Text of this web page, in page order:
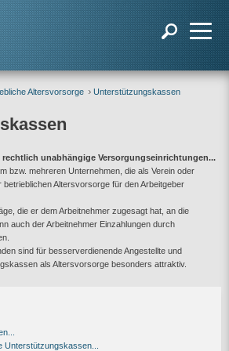
Altersvorsorge Unterstützungskassen
unabhängige Versorgungseinrichtungen...
bzw. mehreren Unternehmen, die als Verein oder
Altersvorsorge für den Arbeitgeber
die er dem Arbeitnehmer zugesagt hat, an die
auch der Arbeitnehmer Einzahlungen durch
sind für besserverdienende Angestellte und
als Altersvorsorge besonders attraktiv.
Unterstützungskassen...